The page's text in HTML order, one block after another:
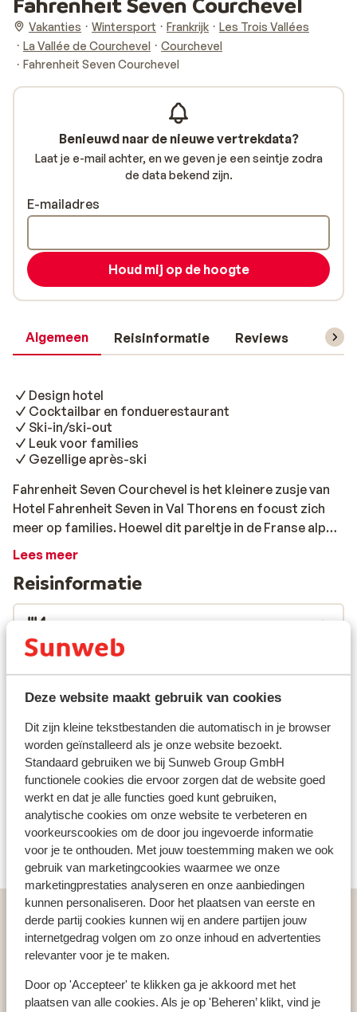
Deze website maakt gebruik van cookies
Dit zijn kleine tekstbestanden die automatisch in je browser
worden geïnstalleerd als je onze website bezoekt.
Standaard gebruiken we bij Sunweb Group GmbH
functionele cookies die ervoor zorgen dat de website goed
werkt en dat je alle functies goed kunt gebruiken,
analytische cookies om onze website te verbeteren en
voorkeurscookies om de door jou ingevoerde informatie
voor je te onthouden. Met jouw toestemming maken we ook
gebruik van marketingcookies waarmee we onze
marketingprestaties analyseren en onze aanbiedingen
kunnen personaliseren. Door het plaatsen van eerste en
derde partij cookies kunnen wij en andere partijen jouw
internetgedrag volgen om zo onze inhoud en advertenties
relevanter voor je te maken.
Door op 'Accepteer' te klikken ga je akkoord met het
plaatsen van alle cookies. Als je op 'Beheren’ klikt, vind je
Vakanties Wintersport Frankrijk
Les Trois Vallées
La Vallée de Courchevel
Courchevel
Fahrenheit Seven Courchevel
Algemeen Reisinformatie Reviews
Design hotel
Cocktailbar en fonduerestaurant
Ski-in/ski-out
Leuk voor families
Gezellige après-ski
Fahrenheit Seven Courchevel is het kleinere zusje van
Hotel Fahrenheit Seven in Val Thorens en focust zich
meer op families. Hoewel dit pareltje in de Franse alpen
net iets anders is, heeft het dezelfde flair, speelt
out hotel. Sterker nog: je staat zo op de piste of stapt
de lift in om het uitgestrekte skigebied Les Trois
Vallées skigebied met 600km piste in FrankrijkLes
Trois Vallées te gaan ontdekken. Nog niet zoveel
ervaring met skiën of wil je graag de kinderen op les
doen? Dan is het goed om te weten dat er een ESF
skischool zich naast het hotel bevindt. Fahrenheit
Seven is geliefd vanwege zijn gezellige horeca en
hoogstaande gerechten. Bij Bar/restaurant La
Rôtisserie geniet van je gerechten met een Aziatische
twist. Bar/restaurant Le Zinc is de plek om te fondueen
en te racletten. Ook bestel je hier de lekkerste
cocktails en hoor je fijne beats van verschillende dj's. En
dan is er nog La Terrasse, aan de voet van de piste,
waar je uitgebreid kunt lunchen en warme
chocolademelk besteld om op te warmen.
Lees meer
Reisinformatie
Wat gasten vinden
Helaas zijn er momenteel nog geen ervaringen
Skipas, -les en verhuur
Skipas
Skimateriaal
Benieuwd naar de nieuwe vertrekdata?
Laat je e-mail achter, en we geven je een seintje zodra
de data bekend zijn.
E-mailadres
Houd mij op de hoogte
Vakanties Wintersport Frankrijk
Les Trois Vallées
La Vallée de Courchevel
Courchevel
Fahrenheit Seven Courchevel